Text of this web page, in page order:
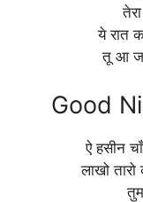
ये रात
तू आ
Good
ऐ हसीन
लाखो